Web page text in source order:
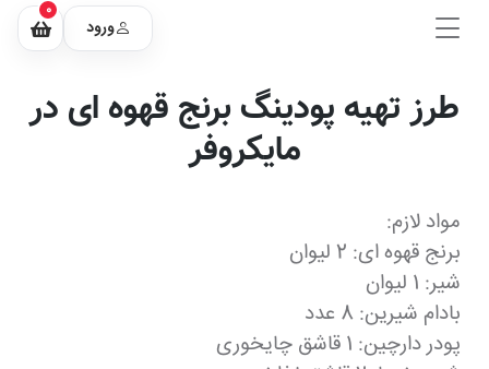
ورود
0
طرز تهیه پودینگ برنج قهوه ای در
مایکروفر
مواد لازم:
برنج قهوه ای: 2 لیوان
شیر: 1 لیوان
بادام شیرین: 8 عدد
پودر دارچین: 1 قاشق چایخوری